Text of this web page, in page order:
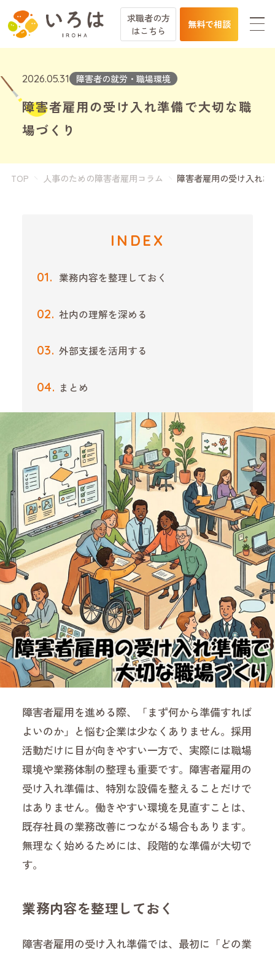
求職者の方
はこちら
無料で相談
2026.05.31 障害者の就労・職場環境
障害者雇用の受け入れ準備で大切な職
場づくり
TOP 人事のための障害者雇用コラム 障害者雇用の受け入れ
INDEX
業務内容を整理しておく
社内の理解を深める
外部支援を活用する
まとめ
障害者雇用を進める際、「まず何から準備すれば
よいのか」と悩む企業は少なくありません。採用
活動だけに目が向きやすい一方で、実際には職場
環境や業務体制の整理も重要です。障害者雇用の
受け入れ準備は、特別な設備を整えることだけで
はありません。働きやすい環境を見直すことは、
既存社員の業務改善につながる場合もあります。
無理なく始めるためには、段階的な準備が大切で
す。
業務内容を整理しておく
障害者雇用の受け入れ準備では、最初に「どの業